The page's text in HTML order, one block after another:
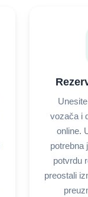
vozača i
online.
potrebna
potvrdu
preostali